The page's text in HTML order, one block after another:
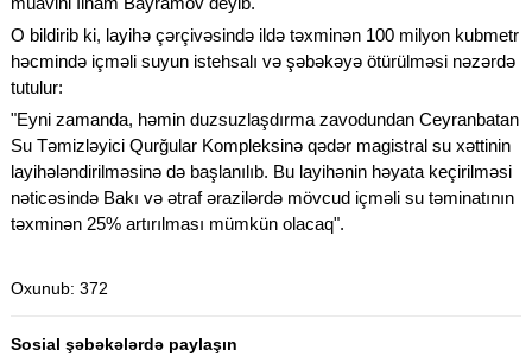
O bildirib ki, layihə çərçivəsində ildə təxminən 100 milyon kubmetr
həcmində içməli suyun istehsalı və şəbəkəyə ötürülməsi nəzərdə
tutulur:
"Eyni zamanda, həmin duzsuzlaşdırma zavodundan Ceyranbatan
Su Təmizləyici Qurğular Kompleksinə qədər magistral su xəttinin
layihələndirilməsinə də başlanılıb. Bu layihənin həyata keçirilməsi
nəticəsində Bakı və ətraf ərazilərdə mövcud içməli su təminatının
təxminən 25% artırılması mümkün olacaq".
Oxunub: 372
Sosial şəbəkələrdə paylaşın